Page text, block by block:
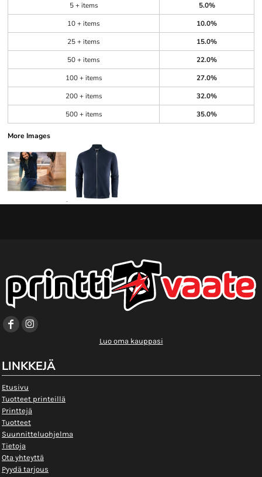
5 + items
5.0%
10 + items
10.0%
25 + items
15.0%
50 + items
22.0%
100 + items
27.0%
200 + items
32.0%
500 + items
35.0%
More Images
Luo oma kauppasi
LINKKEJÄ
Etusivu
Tuotteet printeillä
Printtejä
Tuotteet
Suunnitteluohjelma
Tietoja
Ota yhteyttä
Pyydä tarjous